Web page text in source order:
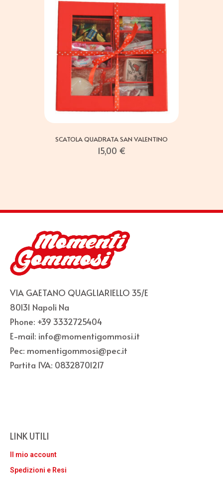
SCATOLA QUADRATA SAN VALENTINO
15,00 €
VIA GAETANO QUAGLIARIELLO 35/E
80131 Napoli Na
Phone: +39 3332725404
E-mail: info@momentigommosi.it
Pec: momentigommosi@pec.it
Partita IVA: 08328701217
LINK UTILI
Il mio account
Spedizioni e Resi